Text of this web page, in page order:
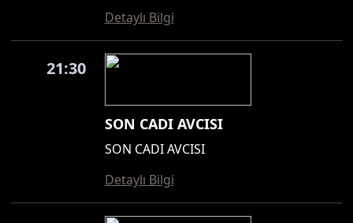
Detaylı Bilgi
21:30
SON CADI AVCISI
SON CADI AVCISI
Detaylı Bilgi